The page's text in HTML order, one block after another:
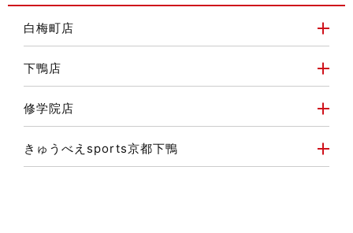
白梅町店
下鴨店
修学院店
きゅうべえsports京都下鴨